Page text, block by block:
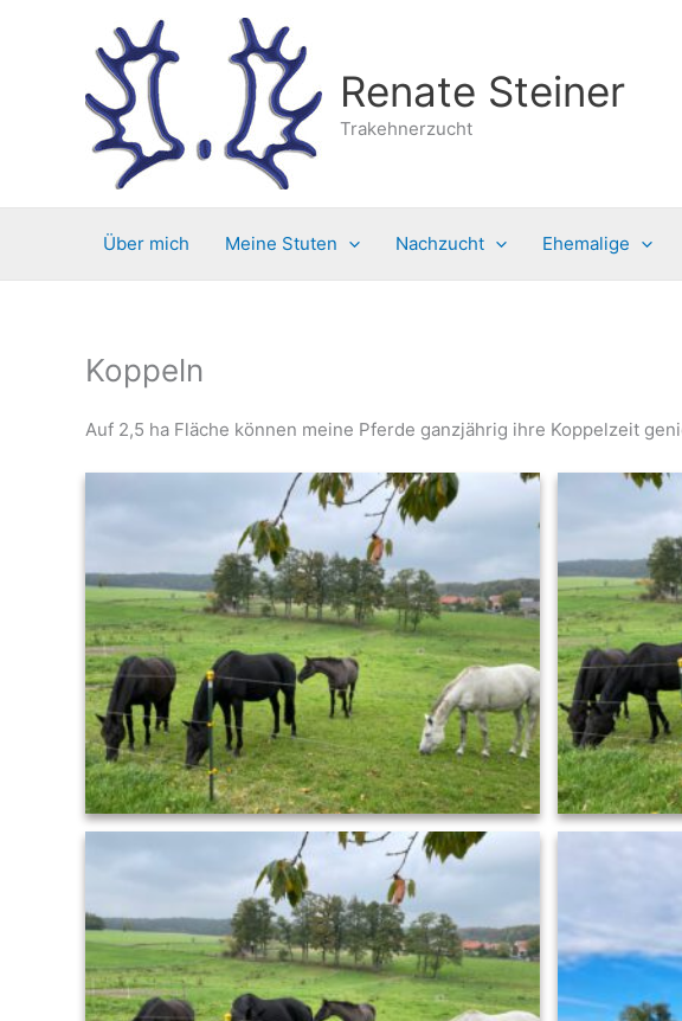
Renate Steiner
Trakehnerzucht
Über mich Meine Stuten Nachzucht Ehemalige
Koppeln
Auf 2,5 ha Fläche können meine Pferde ganzjährig ihre Koppelzeit